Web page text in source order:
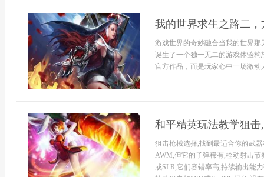
我的世界求生之路二
游戏世界的奇妙融合当我的世界
诞生了一个独一无二的游戏体验
官方作品，而是玩家心中一场激
和平精英玩法教学狙
狙击枪械选择,找到最适合你的武
AWM,但它的子弹稀有,栓动射击
或SLR,它们容错率高,持续输出能